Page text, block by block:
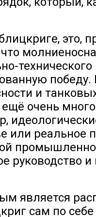
это,
и
ещё очень
или реальное
руководство и
является
сам по себе